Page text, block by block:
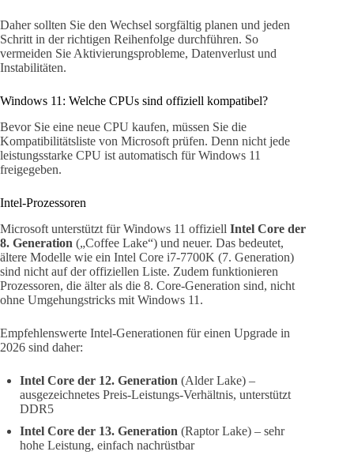
Daher sollten Sie den Wechsel sorgfältig planen und jeden
Schritt in der richtigen Reihenfolge durchführen. So
vermeiden Sie Aktivierungsprobleme, Datenverlust und
Instabilitäten.
Windows 11: Welche CPUs sind offiziell kompatibel?
Bevor Sie eine neue CPU kaufen, müssen Sie die
Kompatibilitätsliste von Microsoft prüfen. Denn nicht jede
leistungsstarke CPU ist automatisch für Windows 11
freigegeben.
Intel-Prozessoren
Microsoft unterstützt für Windows 11 offiziell Intel Core der
8. Generation („Coffee Lake“) und neuer. Das bedeutet,
ältere Modelle wie ein Intel Core i7-7700K (7. Generation)
sind nicht auf der offiziellen Liste. Zudem funktionieren
Prozessoren, die älter als die 8. Core-Generation sind, nicht
ohne Umgehungstricks mit Windows 11.
Empfehlenswerte Intel-Generationen für einen Upgrade in
2026 sind daher:
Intel Core der 12. Generation (Alder Lake) –
ausgezeichnetes Preis-Leistungs-Verhältnis, unterstützt
DDR5
Intel Core der 13. Generation (Raptor Lake) – sehr
hohe Leistung, einfach nachrüstbar